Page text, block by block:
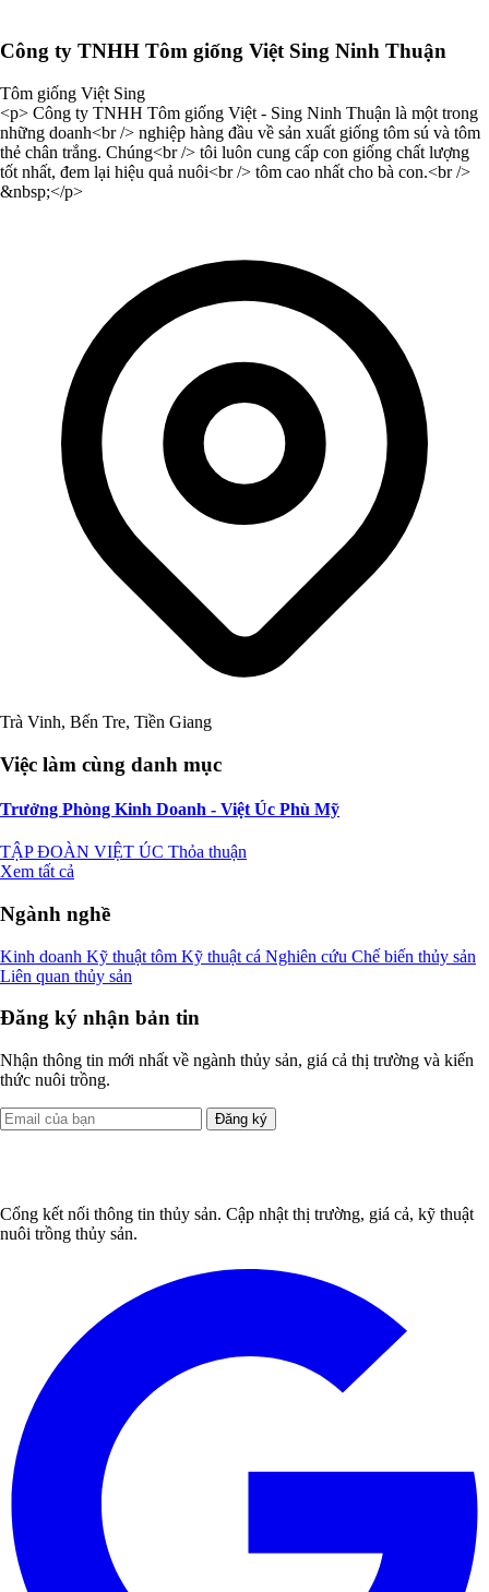
Công ty TNHH Tôm giống Việt Sing Ninh Thuận
Tôm giống Việt Sing
<p> Công ty TNHH Tôm giống Việt - Sing Ninh Thuận là một trong
những doanh<br /> nghiệp hàng đầu về sản xuất giống tôm sú và tôm
thẻ chân trắng. Chúng<br /> tôi luôn cung cấp con giống chất lượng
tốt nhất, đem lại hiệu quả nuôi<br /> tôm cao nhất cho bà con.<br />
&nbsp;</p>
Trà Vinh, Bến Tre, Tiền Giang
Việc làm cùng danh mục
Trưởng Phòng Kinh Doanh - Việt Úc Phù Mỹ
TẬP ĐOÀN VIỆT ÚC Thỏa thuận
Xem tất cả
Ngành nghề
Kinh doanh Kỹ thuật tôm Kỹ thuật cá Nghiên cứu Chế biến thủy sản
Liên quan thủy sản
Đăng ký nhận bản tin
Nhận thông tin mới nhất về ngành thủy sản, giá cả thị trường và kiến
thức nuôi trồng.
Đăng ký
Cổng kết nối thông tin thủy sản. Cập nhật thị trường, giá cả, kỹ thuật
nuôi trồng thủy sản.